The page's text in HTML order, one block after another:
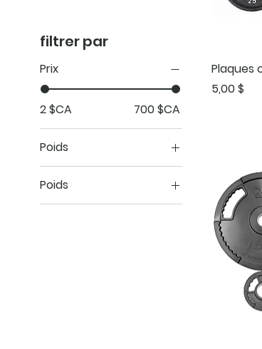
filtrer par
Prix
2 $CA 700 $CA
Poids
1.25lbs
10KG
Poids
10LBS
Plaques
Prix
5,00 $